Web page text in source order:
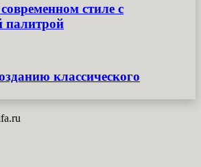
стиле с
палитрой
классического